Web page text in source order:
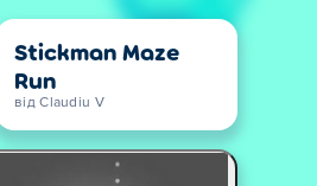
Stickman Maze
Run
від Claudiu V